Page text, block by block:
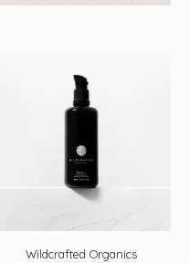
Wildcrafted Organics